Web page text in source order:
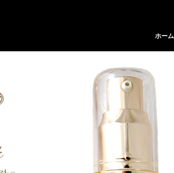
ホーム